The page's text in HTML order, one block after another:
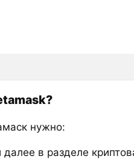
нужно:
в разделе